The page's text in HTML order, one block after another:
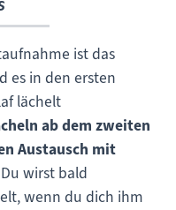
ist das
es in den ersten
lächelt
ab dem zweiten
Austausch mit
wirst bald
wenn du dich ihm